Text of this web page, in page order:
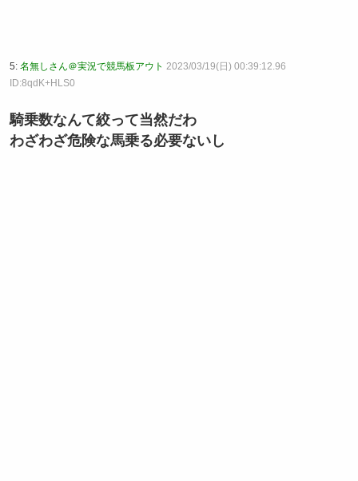
5: 名無しさん＠実況で競馬板アウト 2023/03/19(日) 00:39:12.96
ID:8qdK+HLS0
騎乗数なんて絞って当然だわ
わざわざ危険な馬乗る必要ないし